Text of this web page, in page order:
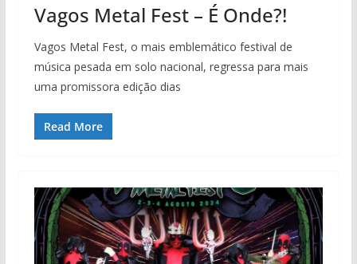
Vagos Metal Fest – É Onde?!
Vagos Metal Fest, o mais emblemático festival de
música pesada em solo nacional, regressa para mais
uma promissora edição dias
Read More